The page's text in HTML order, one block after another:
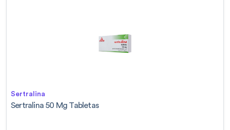
Sertralina
Sertralina 50 Mg Tabletas